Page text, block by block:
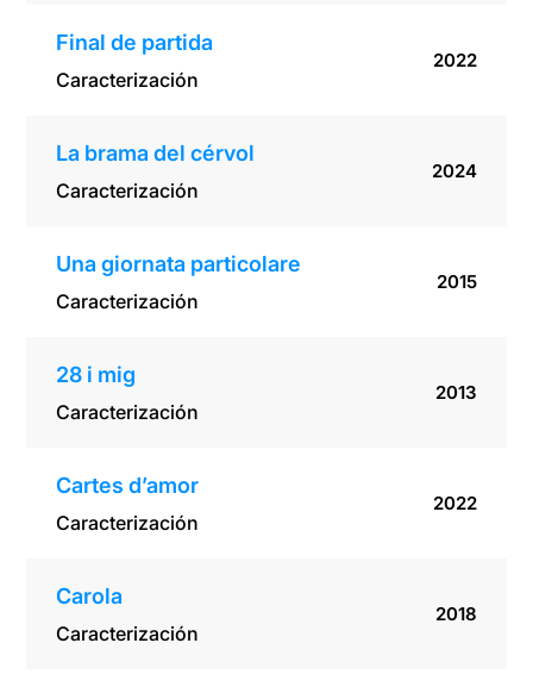
Final de partida
Caracterización
2022
La brama del cérvol
Caracterización
2024
Una giornata particolare
Caracterización
2015
28 i mig
Caracterización
2013
Cartes d’amor
Caracterización
2022
Carola
Caracterización
2018